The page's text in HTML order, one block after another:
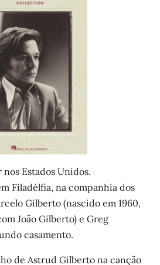
Estados Unidos.
Filadélfia, na companhia dos
Gilberto (nascido em 1960,
João Gilberto) e Greg
casamento.
de Astrud Gilberto na canção